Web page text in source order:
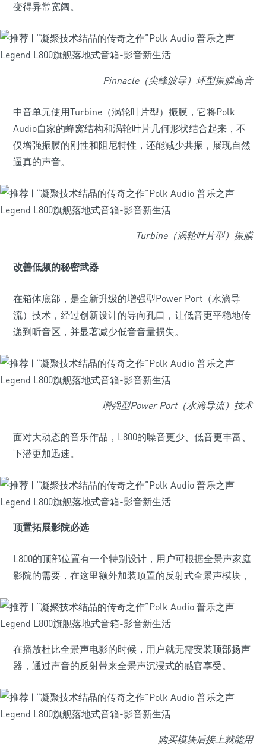
变得异常宽阔。
Pinnacle（尖峰波导）环型振膜高音
中音单元使用Turbine（涡轮叶片型）振膜，它将Polk
Audio自家的蜂窝结构和涡轮叶片几何形状结合起来，不
仅增强振膜的刚性和阻尼特性，还能减少共振，展现自然
逼真的声音。
Turbine（涡轮叶片型）振膜
改善低频的秘密武器
在箱体底部，是全新升级的增强型Power Port（水滴导
流）技术，经过创新设计的导向孔口，让低音更平稳地传
递到听音区，并显著减少低音音量损失。
增强型Power Port（水滴导流）技术
面对大动态的音乐作品，L800的噪音更少、低音更丰富、
下潜更加迅速。
顶置拓展影院必选
L800的顶部位置有一个特别设计，用户可根据全景声家庭
影院的需要，在这里额外加装顶置的反射式全景声模块，
在播放杜比全景声电影的时候，用户就无需安装顶部扬声
器，通过声音的反射带来全景声沉浸式的感官享受。
购买模块后接上就能用